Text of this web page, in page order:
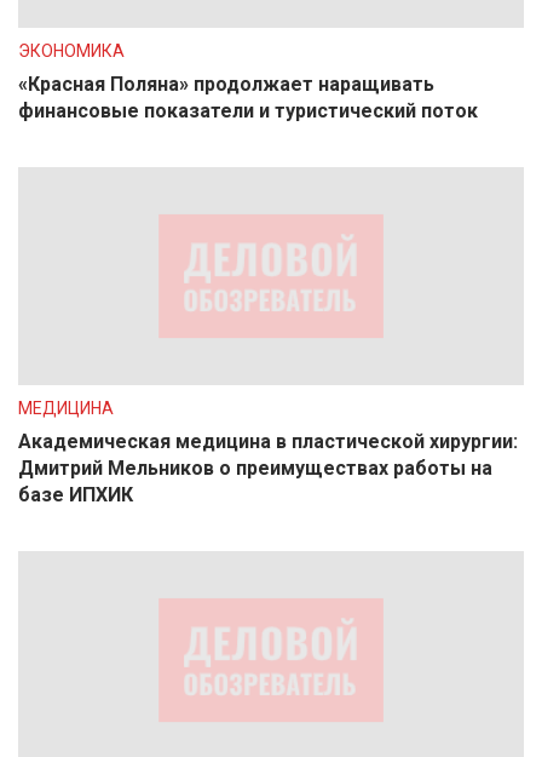
ЭКОНОМИКА
«Красная Поляна» продолжает наращивать
финансовые показатели и туристический поток
МЕДИЦИНА
Академическая медицина в пластической хирургии:
Дмитрий Мельников о преимуществах работы на
базе ИПХИК